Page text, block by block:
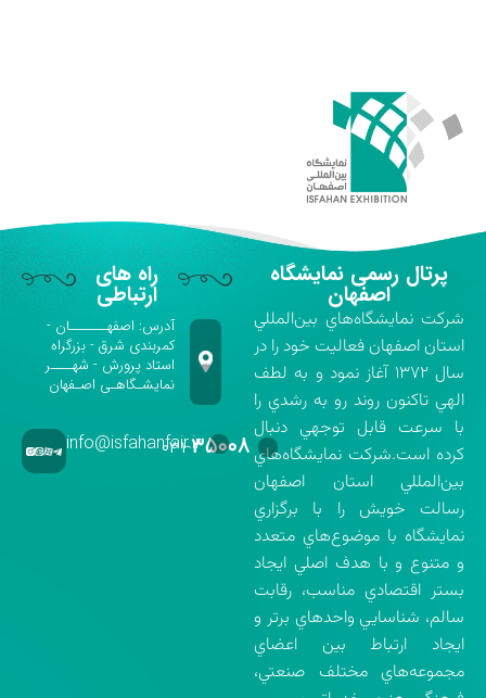
پرتال رسمی نمایشگاه
اصفهان
شركت نمايشگاه‌هاي بين‌المللي
استان اصفهان فعاليت خود را در
سال ۱۳۷۲ آغاز نمود و به لطف
الهي تاكنون روند رو به رشدي را
با سرعت قابل توجهي دنبال
كرده است.شركت نمايشگاه‌هاي
بين‌المللي استان اصفهان
رسالت خويش را با برگزاري
نمايشگاه با موضوع‌هاي متعدد
و متنوع و با هدف اصلي ايجاد
بستر اقتصادي مناسب، رقابت
سالم، شناسايي واحدهاي برتر و
ايجاد ارتباط بين اعضاي
مجموعه‌هاي مختلف صنعتي،
راه های
ارتباطی
آدرس: اصفهـــــــان -
کمربندی شرق - بزرگراه
استاد پرورش - شهــــر
نمایشـگاهـی اصـفهان
۰۳۱-۳۵۰۰۸info@isfahanfair.ir